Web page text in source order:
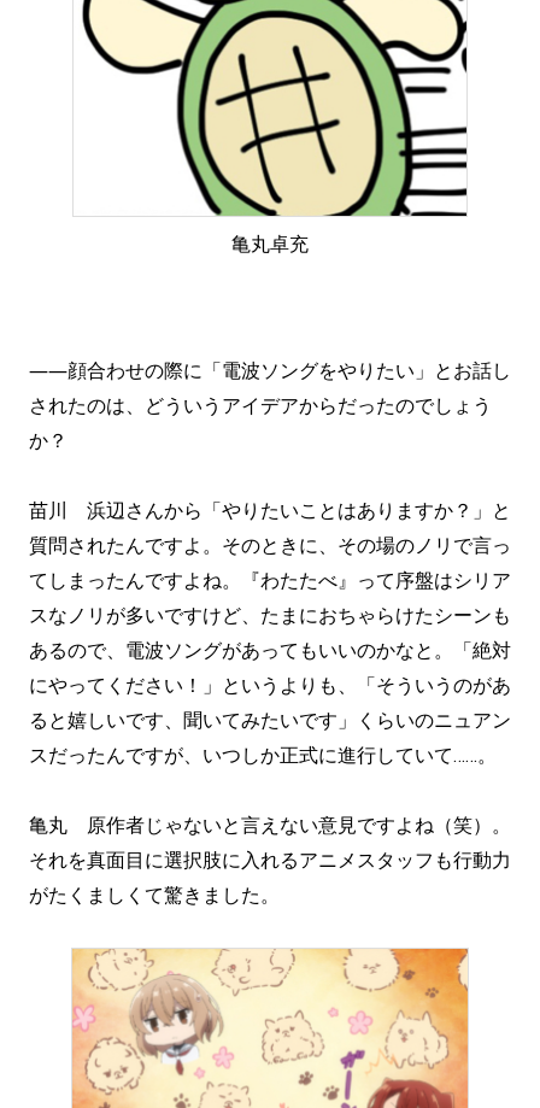
亀丸卓充
――顔合わせの際に「電波ソングをやりたい」とお話し
されたのは、どういうアイデアからだったのでしょう
か？
苗川 浜辺さんから「やりたいことはありますか？」と
質問されたんですよ。そのときに、その場のノリで言っ
てしまったんですよね。『わたたべ』って序盤はシリア
スなノリが多いですけど、たまにおちゃらけたシーンも
あるので、電波ソングがあってもいいのかなと。「絶対
にやってください！」というよりも、「そういうのがあ
ると嬉しいです、聞いてみたいです」くらいのニュアン
スだったんですが、いつしか正式に進行していて……。
亀丸 原作者じゃないと言えない意見ですよね（笑）。
それを真面目に選択肢に入れるアニメスタッフも行動力
がたくましくて驚きました。